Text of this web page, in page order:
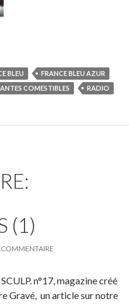
BLEU
FRANCE BLEU AZUR
COMESTIBLES RADIO
(1)
COMMENTAIRE
n°17, magazine créé
Gravé, un article sur notre